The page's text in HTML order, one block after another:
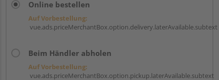
Online bestellen
Auf Vorbestellung:
vue.ads.priceMerchantBox.option.delivery.laterAvailable.subtext
Beim Händler abholen
Auf Vorbestellung:
vue.ads.priceMerchantBox.option.pickup.laterAvailable.subtext